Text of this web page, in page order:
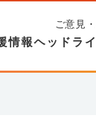
情報ヘッドラ
ご意見